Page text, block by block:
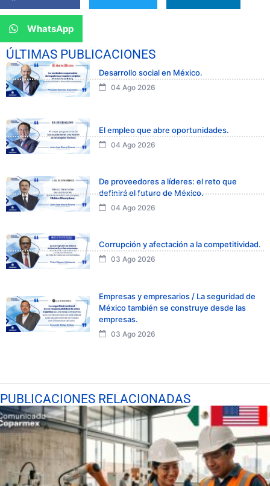
WhatsApp
ÚLTIMAS PUBLICACIONES
Desarrollo social en México.
04 Ago 2026
El empleo que abre oportunidades.
04 Ago 2026
De proveedores a líderes: el reto que
definirá el futuro de México.
04 Ago 2026
Corrupción y afectación a la competitividad.
03 Ago 2026
Empresas y empresarios / La seguridad de
México también se construye desde las
empresas.
03 Ago 2026
PUBLICACIONES RELACIONADAS